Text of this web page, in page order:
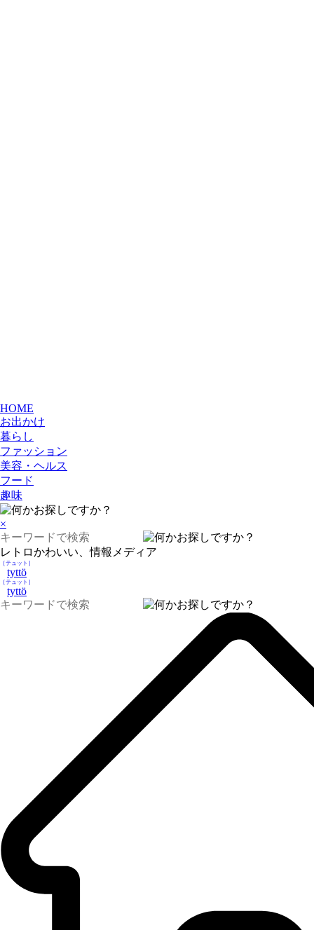
HOME
お出かけ
暮らし
ファッション
美容・ヘルス
フード
趣味
×
レトロかわいい、情報メディア
tyttö
［テュット］
tyttö
［テュット］